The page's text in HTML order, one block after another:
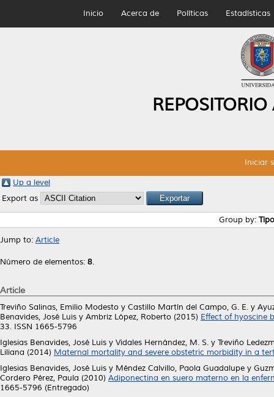
Inicio Acerca de Políticas Estadísticas
Iniciar
Up a level
Export as
Group by:
Jump to: Article
Número de elementos: 8.
Article
Treviño Salinas, Emilio Modesto y Castillo Martín del Campo, G. E. y
Benavides, José Luis y Ambriz López, Roberto (2015) Effect of hyoscine
33. ISSN 1665-5796
Iglesias Benavides, José Luis y Vidales Hernández, M. S. y Treviño
Liliana (2014) Maternal mortality and severe obstetric morbidity in a
Iglesias Benavides, José Luis y Méndez Calvillo, Paola Guadalupe y
Cordero Pérez, Paula (2010) Adiponectina en suero materno en la
1665-5796 (Entregado)